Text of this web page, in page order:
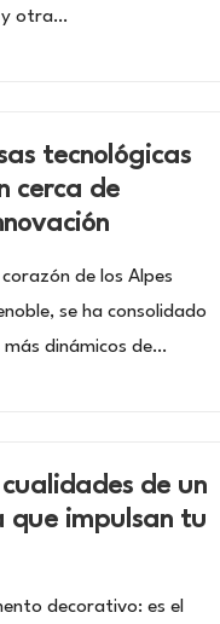
y otra…
tecnológicas
cerca de
de los Alpes
se ha consolidado
dinámicos de…
de un
que impulsan tu
decorativo: es el